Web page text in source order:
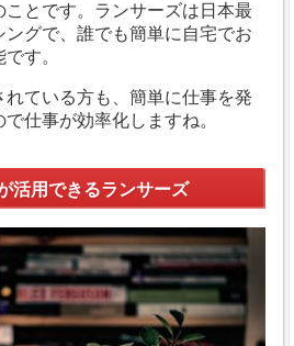
ことです。ランサーズは日本最
グで、誰でも簡単に自宅でお
す。
れている方も、簡単に仕事を発
仕事が効率化しますね。
活用できるランサーズ